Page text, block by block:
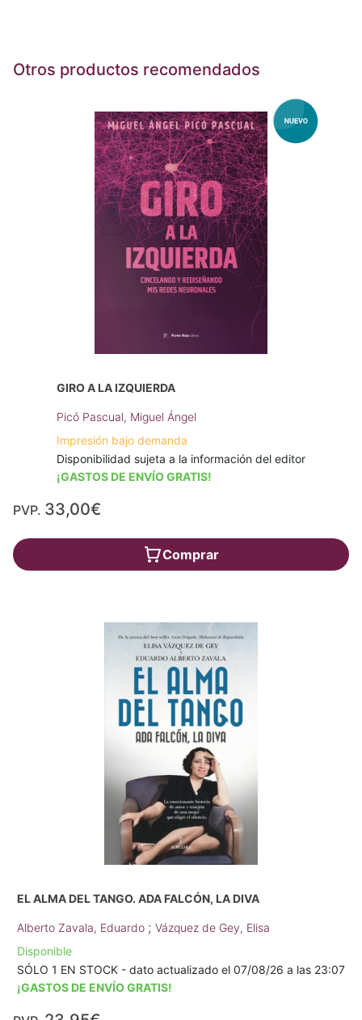
Otros productos recomendados
GIRO A LA IZQUIERDA
Picó Pascual, Miguel Ángel
Impresión bajo demanda
Disponibilidad sujeta a la información del editor
¡GASTOS DE ENVÍO GRATIS!
PVP. 33,00€
Comprar
EL ALMA DEL TANGO. ADA FALCÓN, LA DIVA
Alberto Zavala, Eduardo ; Vázquez de Gey, Elisa
Disponible
SÓLO 1 EN STOCK - dato actualizado el 07/08/26 a las 23:07
¡GASTOS DE ENVÍO GRATIS!